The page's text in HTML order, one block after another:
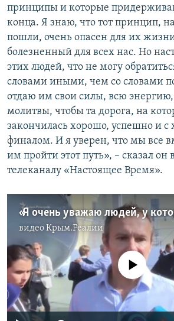
принципы и которые
конца. Я знаю, что тот принцип,
пошли, очень опасен для их
болезненный для всех нас. Но
этих людей, что не могу
словами иными, чем со словами
отдаю им свои силы, всю энергию,
молитвы, чтобы та дорога, на
закончилась хорошо, успешно и
финалом. И я уверен, что мы все
им пройти этот путь», – сказал
телеканалу «Настоящее Время».
видеоКрым.Реалии
No media source